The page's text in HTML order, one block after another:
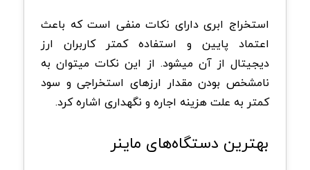
استخراج ابری دارای نکات منفی است که باعث
اعتماد پایین و استفاده کمتر کاربران ارز
دیجیتال از آن میشود. از این نکات میتوان به
نامشخص بودن مقدار ارزهای استخراجی و سود
کمتر به علت هزینه اجاره و نگهداری اشاره کرد.
بهترین دستگاه‌های ماینر